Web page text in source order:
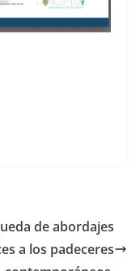
de abordajes
a los padeceres